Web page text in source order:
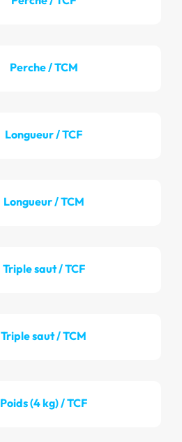
Perche / TCM
Longueur / TCF
Longueur / TCM
Triple saut / TCF
Triple saut / TCM
Poids (4 kg) / TCF